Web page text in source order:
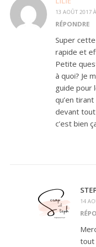
13 AOÛT 2017
RÉPONDRE
Super
rapide et
Petite
à quoi? Je
guide pour
qu’en
devant
c’est bien
14
tout